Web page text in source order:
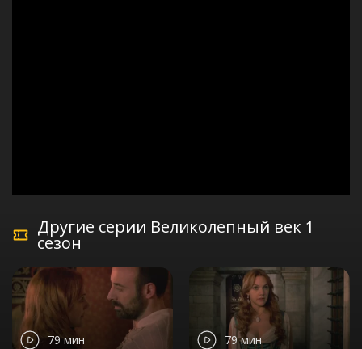
Другие серии Великолепный век 1
сезон
79 мин 79 мин